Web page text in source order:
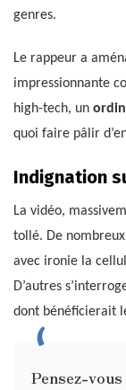
genres.
Le rappeur a
impressionnante
high-tech, un
quoi faire pâlir
Indignation
La vidéo,
tollé. De
avec ironie la
D’autres
dont bénéficierait
Pensez-